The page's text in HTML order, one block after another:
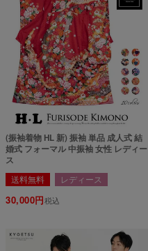
(振袖着物 HL 新) 振袖 単品 成人式 結
婚式 フォーマル 中振袖 女性 レディー
ス
送料無料 レディース
30,000 税込